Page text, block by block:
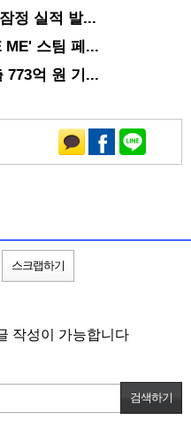
정 실적 발...
ME' 스팀 페...
773억 원 기...
스크랩하기
작성이 가능합니다